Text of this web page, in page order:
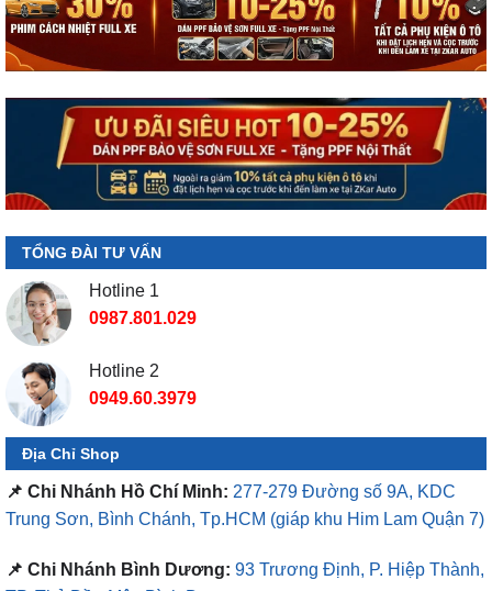
TỔNG ĐÀI TƯ VẤN
Hotline 1
0987.801.029
Hotline 2
0949.60.3979
Địa Chỉ Shop
📌 Chi Nhánh Hồ Chí Minh: 277-279 Đường số 9A, KDC
Trung Sơn, Bình Chánh, Tp.HCM (giáp khu Him Lam Quận 7)
📌 Chi Nhánh Bình Dương: 93 Trương Định, P. Hiệp Thành,